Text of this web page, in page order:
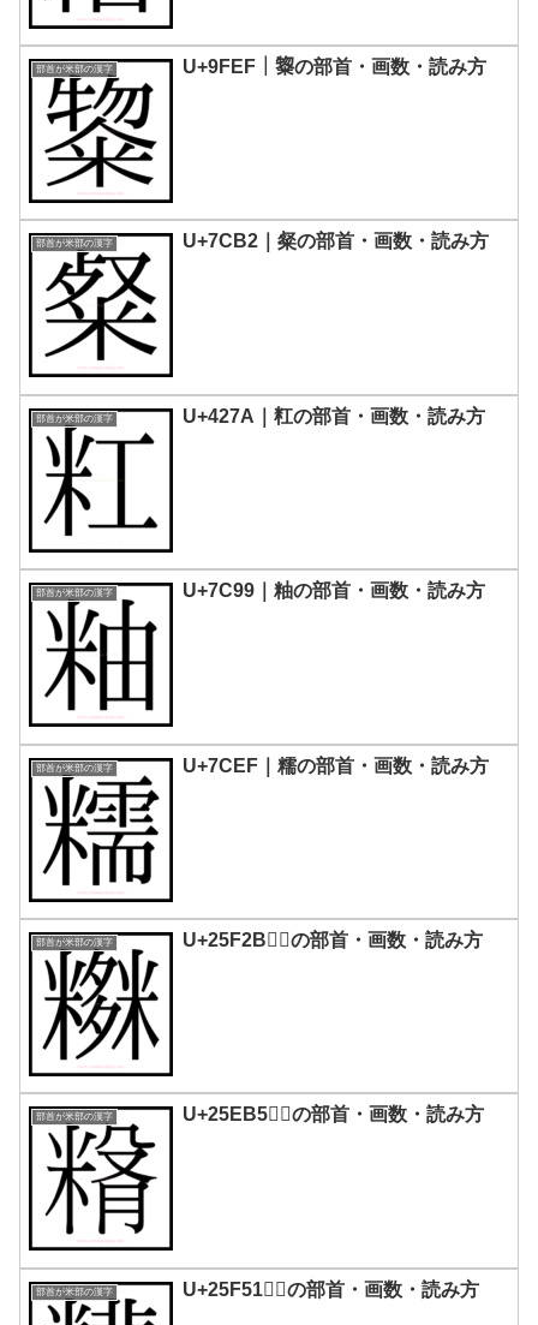
部首が米部の漢字 U+9FEF｜鿯の部首・画数・読み方
部首が米部の漢字 U+7CB2｜粲の部首・画数・読み方
部首が米部の漢字 U+427A｜䉺の部首・画数・読み方
部首が米部の漢字 U+7C99｜粙の部首・画数・読み方
部首が米部の漢字 U+7CEF｜糯の部首・画数・読み方
部首が米部の漢字 U+25F2B｜𥼫の部首・画数・読み方
部首が米部の漢字 U+25EB5｜𥺵の部首・画数・読み方
部首が米部の漢字 U+25F51｜𥽑の部首・画数・読み方